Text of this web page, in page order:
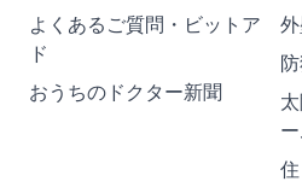
よくあるご質問・ビットア
ド
おうちのドクター新聞